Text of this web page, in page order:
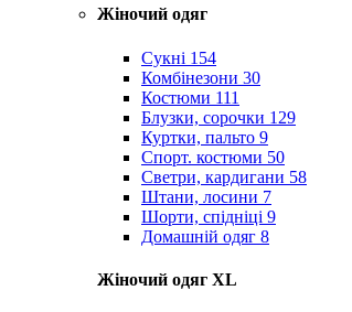
Жіночий одяг
Сукні 154
Комбінезони 30
Костюми 111
Блузки, сорочки 129
Куртки, пальто 9
Спорт. костюми 50
Светри, кардигани 58
Штани, лосини 7
Шорти, спідніці 9
Домашній одяг 8
Жіночий одяг XL